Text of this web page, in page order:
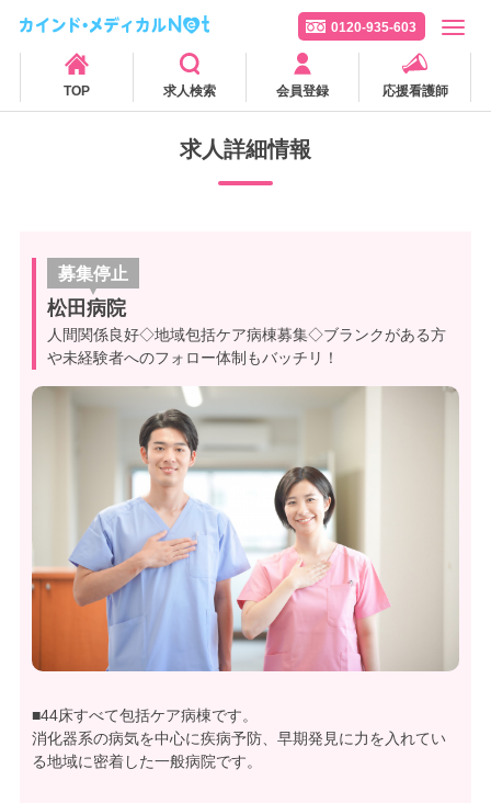
0120-935-603
TOP 求人検索 会員登録 応援看護師
求人詳細情報
募集停止
松田病院
人間関係良好◇地域包括ケア病棟募集◇ブランクがある方
や未経験者へのフォロー体制もバッチリ！
■44床すべて包括ケア病棟です。
消化器系の病気を中心に疾病予防、早期発見に力を入れてい
る地域に密着した一般病院です。